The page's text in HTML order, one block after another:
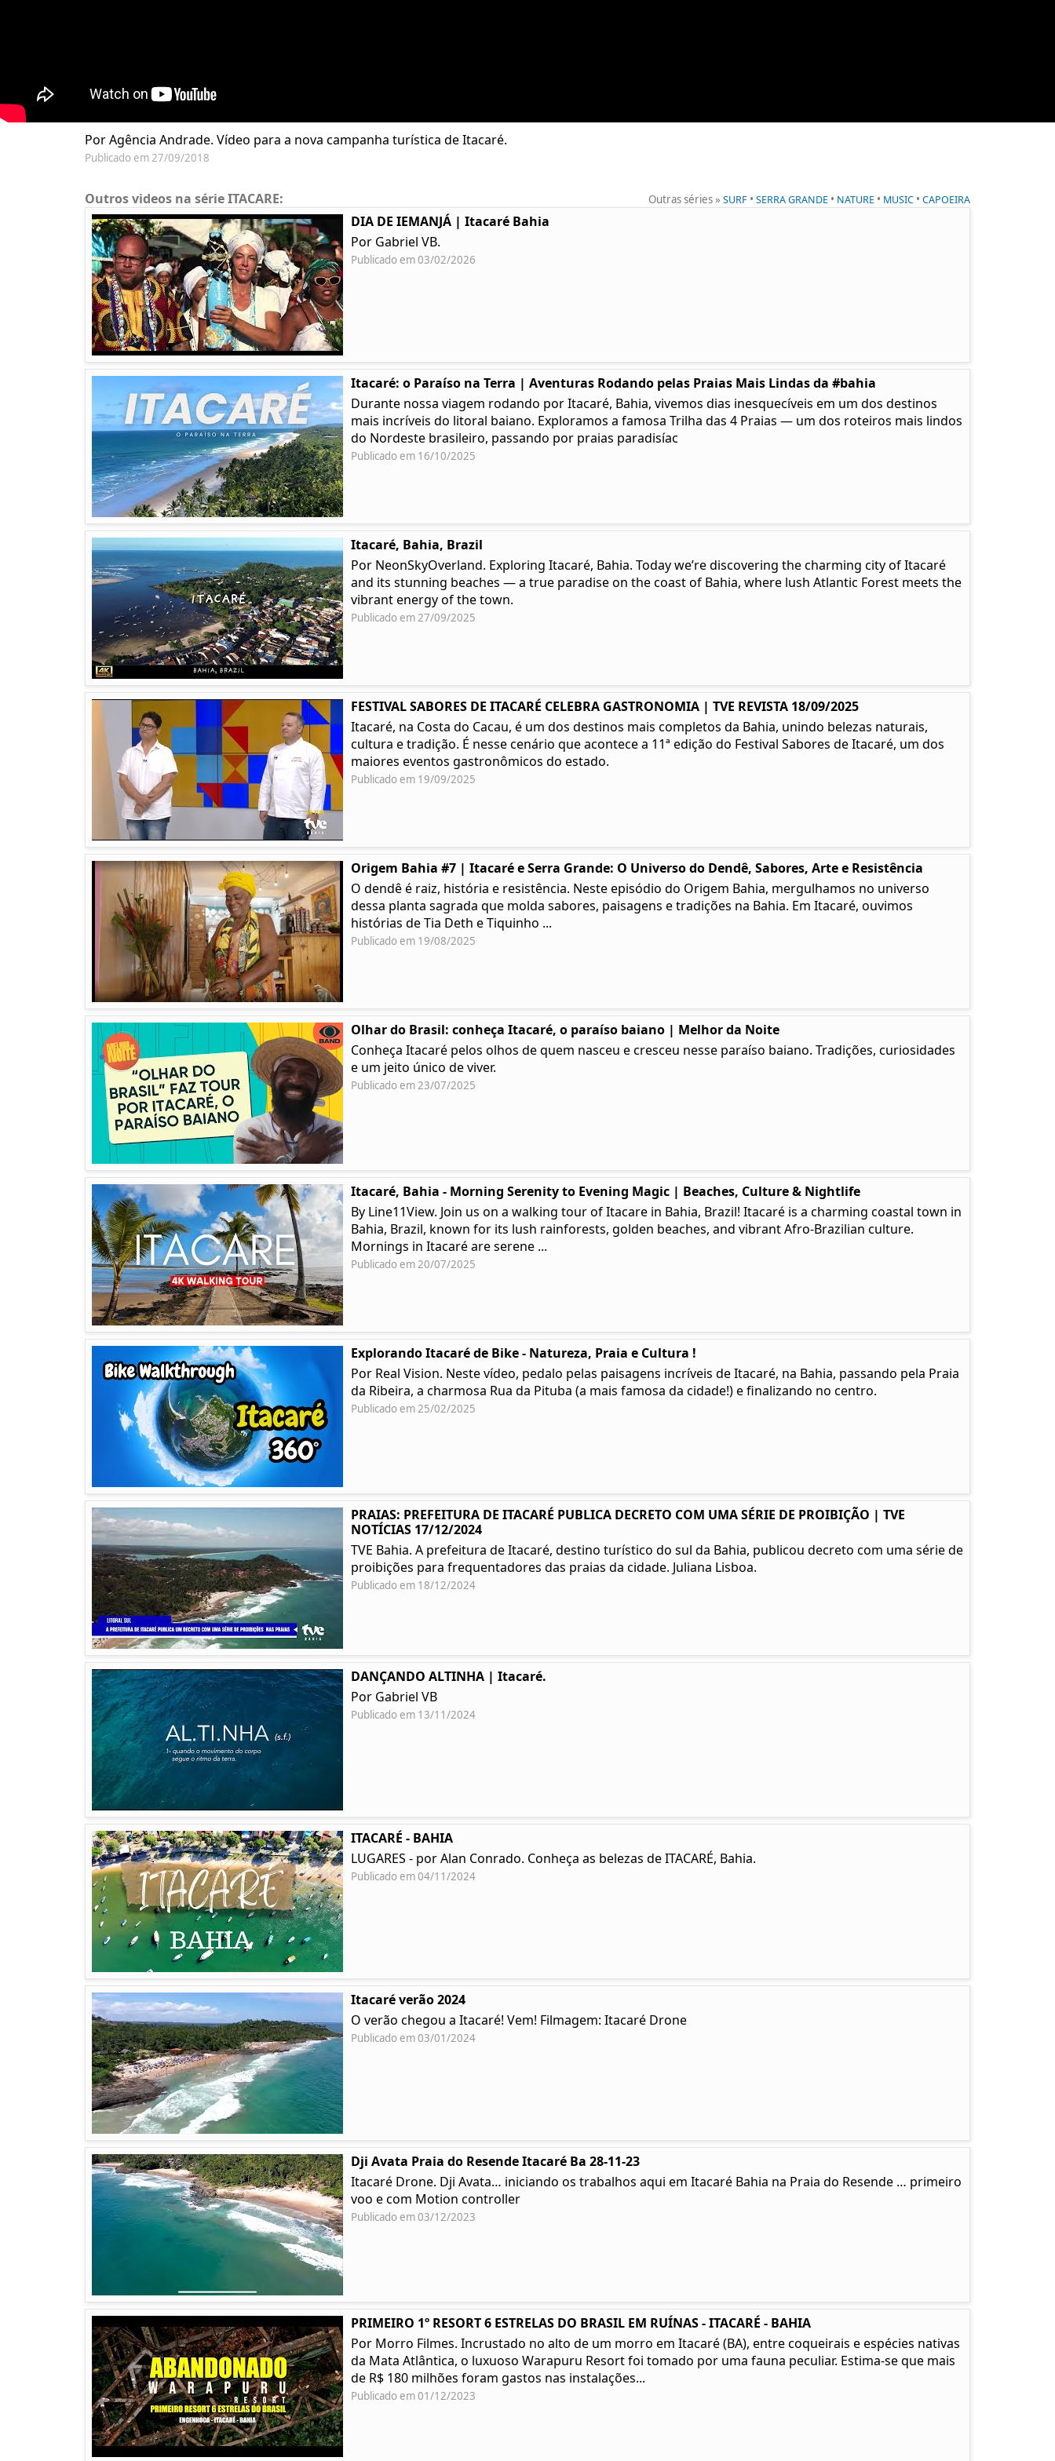
Por Agência Andrade. Vídeo para a nova campanha turística de Itacaré.
Publicado em 27/09/2018
Outras séries »SURF •SERRA GRANDE • NATURE • MUSIC •CAPOEIRA
Outros videos na série ITACARE:
DIA DE IEMANJÁ | Itacaré Bahia
Por Gabriel VB.
Publicado em 03/02/2026
Itacaré: o Paraíso na Terra | Aventuras Rodando pelas Praias Mais Lindas da #bahia
Durante nossa viagem rodando por Itacaré, Bahia, vivemos dias inesquecíveis em um dos destinos
mais incríveis do litoral baiano. Exploramos a famosa Trilha das 4 Praias — um dos roteiros mais lindos
do Nordeste brasileiro, passando por praias paradisíac
Publicado em 16/10/2025
Itacaré, Bahia, Brazil
Por NeonSkyOverland. Exploring Itacaré, Bahia. Today we’re discovering the charming city of Itacaré
and its stunning beaches — a true paradise on the coast of Bahia, where lush Atlantic Forest meets the
vibrant energy of the town.
Publicado em 27/09/2025
FESTIVAL SABORES DE ITACARÉ CELEBRA GASTRONOMIA | TVE REVISTA 18/09/2025
Itacaré, na Costa do Cacau, é um dos destinos mais completos da Bahia, unindo belezas naturais,
cultura e tradição. É nesse cenário que acontece a 11ª edição do Festival Sabores de Itacaré, um dos
maiores eventos gastronômicos do estado.
Publicado em 19/09/2025
Origem Bahia #7 | Itacaré e Serra Grande: O Universo do Dendê, Sabores, Arte e Resistência
O dendê é raiz, história e resistência. Neste episódio do Origem Bahia, mergulhamos no universo
dessa planta sagrada que molda sabores, paisagens e tradições na Bahia. Em Itacaré, ouvimos
histórias de Tia Deth e Tiquinho ...
Publicado em 19/08/2025
Olhar do Brasil: conheça Itacaré, o paraíso baiano | Melhor da Noite
Conheça Itacaré pelos olhos de quem nasceu e cresceu nesse paraíso baiano. Tradições, curiosidades
e um jeito único de viver.
Publicado em 23/07/2025
Itacaré, Bahia - Morning Serenity to Evening Magic | Beaches, Culture & Nightlife
By Line11View. Join us on a walking tour of Itacare in Bahia, Brazil! Itacaré is a charming coastal town in
Bahia, Brazil, known for its lush rainforests, golden beaches, and vibrant Afro-Brazilian culture.
Mornings in Itacaré are serene ...
Publicado em 20/07/2025
Explorando Itacaré de Bike - Natureza, Praia e Cultura !
Por Real Vision. Neste vídeo, pedalo pelas paisagens incríveis de Itacaré, na Bahia, passando pela Praia
da Ribeira, a charmosa Rua da Pituba (a mais famosa da cidade!) e finalizando no centro.
Publicado em 25/02/2025
PRAIAS: PREFEITURA DE ITACARÉ PUBLICA DECRETO COM UMA SÉRIE DE PROIBIÇÃO | TVE
NOTÍCIAS 17/12/2024
TVE Bahia. A prefeitura de Itacaré, destino turístico do sul da Bahia, publicou decreto com uma série de
proibições para frequentadores das praias da cidade. Juliana Lisboa.
Publicado em 18/12/2024
DANÇANDO ALTINHA | Itacaré.
Por Gabriel VB
Publicado em 13/11/2024
ITACARÉ - BAHIA
LUGARES - por Alan Conrado. Conheça as belezas de ITACARÉ, Bahia.
Publicado em 04/11/2024
Itacaré verão 2024
O verão chegou a Itacaré! Vem! Filmagem: Itacaré Drone
Publicado em 03/01/2024
Dji Avata Praia do Resende Itacaré Ba 28-11-23
Itacaré Drone. Dji Avata… iniciando os trabalhos aqui em Itacaré Bahia na Praia do Resende … primeiro
voo e com Motion controller
Publicado em 03/12/2023
PRIMEIRO 1º RESORT 6 ESTRELAS DO BRASIL EM RUÍNAS - ITACARÉ - BAHIA
Por Morro Filmes. Incrustado no alto de um morro em Itacaré (BA), entre coqueirais e espécies nativas
da Mata Atlântica, o luxuoso Warapuru Resort foi tomado por uma fauna peculiar. Estima-se que mais
de R$ 180 milhões foram gastos nas instalações...
Publicado em 01/12/2023